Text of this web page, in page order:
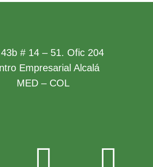
# 14 – 51. Ofic 204
Empresarial Alcalá
MED – COL